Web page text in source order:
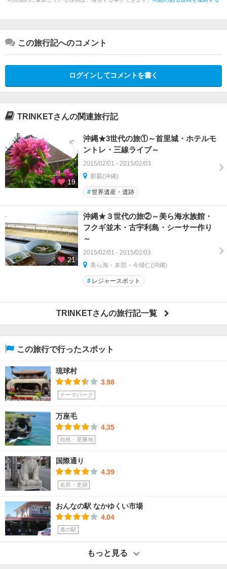
この旅行記へのコメント
ログインしてコメントを書く
TRINKETさんの関連旅行記
19
沖縄★3世代の旅①～首里城・ホテルモ
ントレ・三線ライブ～
2015/02/01 - 2015/02/03
那覇(沖縄)
#世界遺産・遺跡
21
沖縄★３世代の旅②～美ら海水族館・
フクギ並木・古宇利島・シーサー作り
～
2015/02/01 - 2015/02/03
美ら海・本部・今帰仁(沖縄)
# レジャースポット
TRINKETさんの旅行記一覧
この旅行で行ったスポット
琉球村
3.98
テーマパーク
万座毛
4.35
自然・景勝地
国際通り
4.39
名所・史跡
おんなの駅 なかゆくい市場
4.04
道の駅
もっと見る